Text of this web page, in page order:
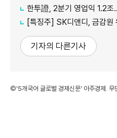
한투證, 2분기 영업익 1.2조…상반
[특징주] SK디앤디, 금감원
기자의 다른기사
©'5개국어 글로벌 경제신문' 아주경제. 무